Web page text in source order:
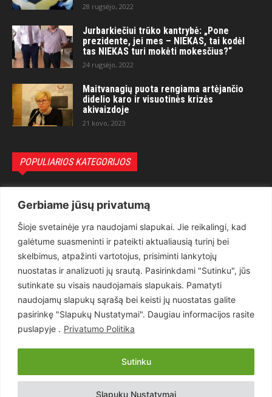
Gerbiame jūsų privatumą
Šioje svetainėje yra naudojami slapukai. Jie reikalingi, kad
galėtume suasmeninti ir pateikti aktualiausią turinį bei
skelbimus, atpažinti vartotojus, prisiminti lankytojų
nuostatas ir analizuoti jų srautą. Pasirinkdami "Sutinku", jūs
sutinkate su visais naudojamais slapukais. Pamatyti
naudojamų slapukų sąrašą bei keisti jų nuostatas galite
pasirinkę "Slapukų Nustatymai". Daugiau informacijos rasite
puslapyje . Privatumo Politika
Slapukų Nustatymai
Sutinku
28 rugsėjo, 2022
Jurbarkiečiui trūko kantrybė: „Pone
prezidente, jei mes – NIEKAS, tai kodėl
tas NIEKAS turi mokėti mokesčius?“
24 rugsėjo, 2022
Maitvanagių puota rengiama artėjančio
didelio karo ir visuotinės krizės
akivaizdoje
21 kovo, 2023
POPULIARIOS KATEGORIJOS
Teisėsauga
1497
Aktualu
Lietuva
619
Pasaulis
Статьи на русском
Articles in english
Copyright © 2026 UAB „Goruva“. Visos teisės saugomos.